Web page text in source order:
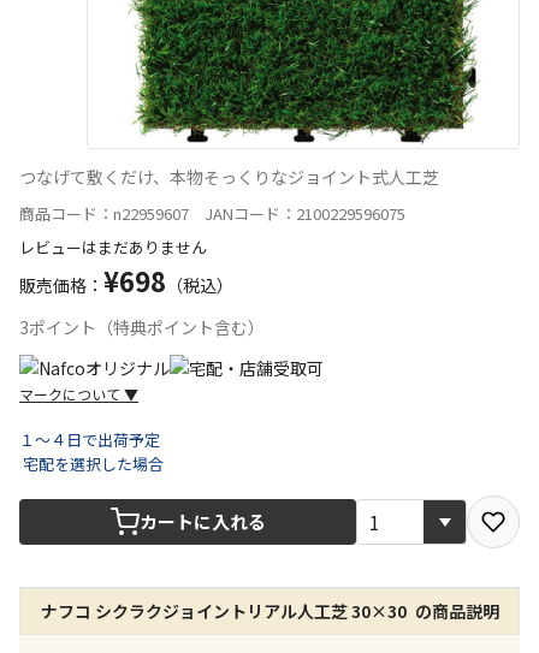
つなげて敷くだけ、本物そっくりなジョイント式人工芝
商品コード：n22959607 JANコード：2100229596075
レビューはまだありません
販売価格： ¥698 （税込）
3ポイント（特典ポイント含む）
マークについて ▼
できません）
※同時購入の商品は、全て同じ店舗での受取となりま
す
１～４日で出荷予定
宅配を選択した場合
カートに入れる
ナフコ シクラクジョイントリアル人工芝 30×30 の商品説明